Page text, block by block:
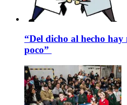
“Del dicho al hecho
poco”